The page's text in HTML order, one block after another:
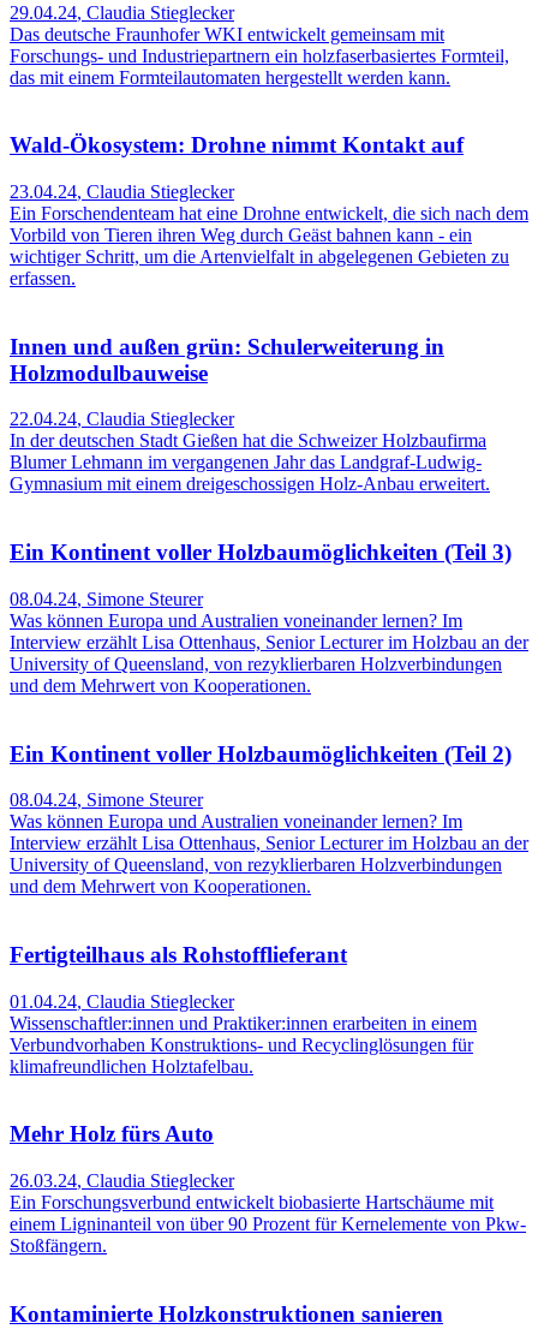
29.04.24, Claudia Stieglecker
Das deutsche Fraunhofer WKI entwickelt gemeinsam mit
Forschungs- und Industriepartnern ein holzfaserbasiertes Formteil,
das mit einem Formteilautomaten hergestellt werden kann.
Wald-Ökosystem: Drohne nimmt Kontakt auf
23.04.24, Claudia Stieglecker
Ein Forschendenteam hat eine Drohne entwickelt, die sich nach dem
Vorbild von Tieren ihren Weg durch Geäst bahnen kann - ein
wichtiger Schritt, um die Artenvielfalt in abgelegenen Gebieten zu
erfassen.
Innen und außen grün: Schulerweiterung in
Holzmodulbauweise
22.04.24, Claudia Stieglecker
In der deutschen Stadt Gießen hat die Schweizer Holzbaufirma
Blumer Lehmann im vergangenen Jahr das Landgraf-Ludwig-
Gymnasium mit einem dreigeschossigen Holz-Anbau erweitert.
Ein Kontinent voller Holzbaumöglichkeiten (Teil 3)
08.04.24, Simone Steurer
Was können Europa und Australien voneinander lernen? Im
Interview erzählt Lisa Ottenhaus, Senior Lecturer im Holzbau an der
University of Queensland, von rezyklierbaren Holzverbindungen
und dem Mehrwert von Kooperationen.
Ein Kontinent voller Holzbaumöglichkeiten (Teil 2)
08.04.24, Simone Steurer
Was können Europa und Australien voneinander lernen? Im
Interview erzählt Lisa Ottenhaus, Senior Lecturer im Holzbau an der
University of Queensland, von rezyklierbaren Holzverbindungen
und dem Mehrwert von Kooperationen.
Fertigteilhaus als Rohstofflieferant
01.04.24, Claudia Stieglecker
Wissenschaftler:innen und Praktiker:innen erarbeiten in einem
Verbundvorhaben Konstruktions- und Recyclinglösungen für
klimafreundlichen Holztafelbau.
Mehr Holz fürs Auto
26.03.24, Claudia Stieglecker
Ein Forschungsverbund entwickelt biobasierte Hartschäume mit
einem Ligninanteil von über 90 Prozent für Kernelemente von Pkw-
Stoßfängern.
Kontaminierte Holzkonstruktionen sanieren